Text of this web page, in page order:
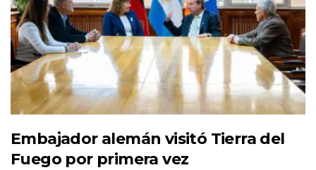
Embajador alemán visitó Tierra del
Fuego por primera vez